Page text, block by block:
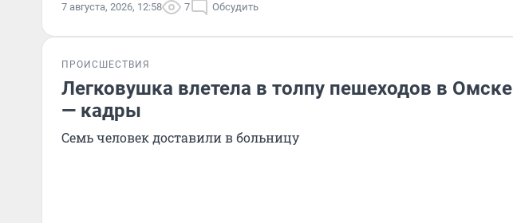
7 августа, 2026, 12:58 7 Обсудить
ПРОИСШЕСТВИЯ
Легковушка влетела в толпу пешеходов в Омске
— кадры
Семь человек доставили в больницу